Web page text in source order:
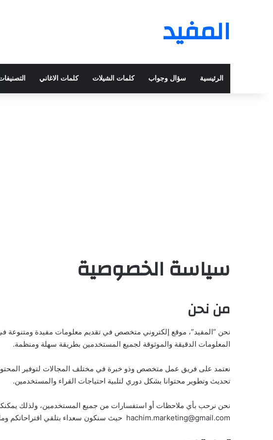
المفيد
الرئيسية سؤال وجواب كلمات الشيلات كلمات الاغاني
سياسة الخصوصية
من نحن
نحن “المفيد”، موقع إلكتروني متخصص في تقديم معلومات مفيدة ومتنوعة
المعلومات الدقيقة والموثوقة لجميع المستخدمين بطريقة سهلة ومنظمة.
نعتمد على فريق عمل متخصص وذو خبرة في مختلف المجالات لتوفير
تحديث وتطوير محتوانا بشكل دوري لتلبية احتياجات القراء والمستخدمين.
نحن نرحب بأي ملاحظات أو استفسارات من جميع المستخدمين، ولذلك يمكنكم
hachim.marketing@gmail.com حيث سنكون سعداء بتلقي اقتراحاتكم